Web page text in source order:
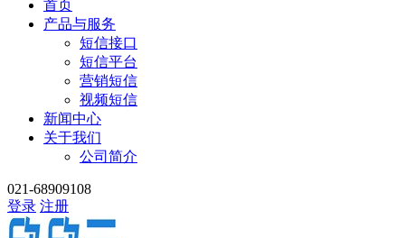
首页
产品与服务
短信接口
短信平台
营销短信
视频短信
新闻中心
关于我们
公司简介
021-68909108
登录 注册